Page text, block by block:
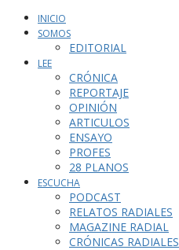
INICIO
SOMOS
EDITORIAL
LEE
CRÓNICA
REPORTAJE
OPINIÓN
ARTICULOS
ENSAYO
PROFES
28 PLANOS
ESCUCHA
PODCAST
RELATOS RADIALES
MAGAZINE RADIAL
CRÓNICAS RADIALES